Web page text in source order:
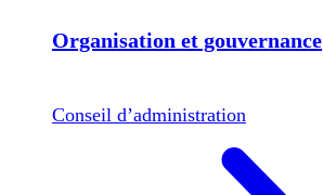
Organisation et gouvernance
Conseil d’administration